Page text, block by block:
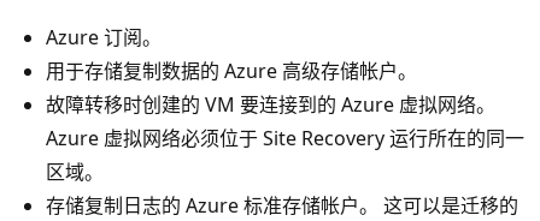
Azure 订阅。
用于存储复制数据的 Azure 高级存储帐户。
故障转移时创建的 VM 要连接到的 Azure 虚拟网络。
Azure 虚拟网络必须位于 Site Recovery 运行所在的同一
区域。
存储复制日志的 Azure 标准存储帐户。 这可以是迁移的